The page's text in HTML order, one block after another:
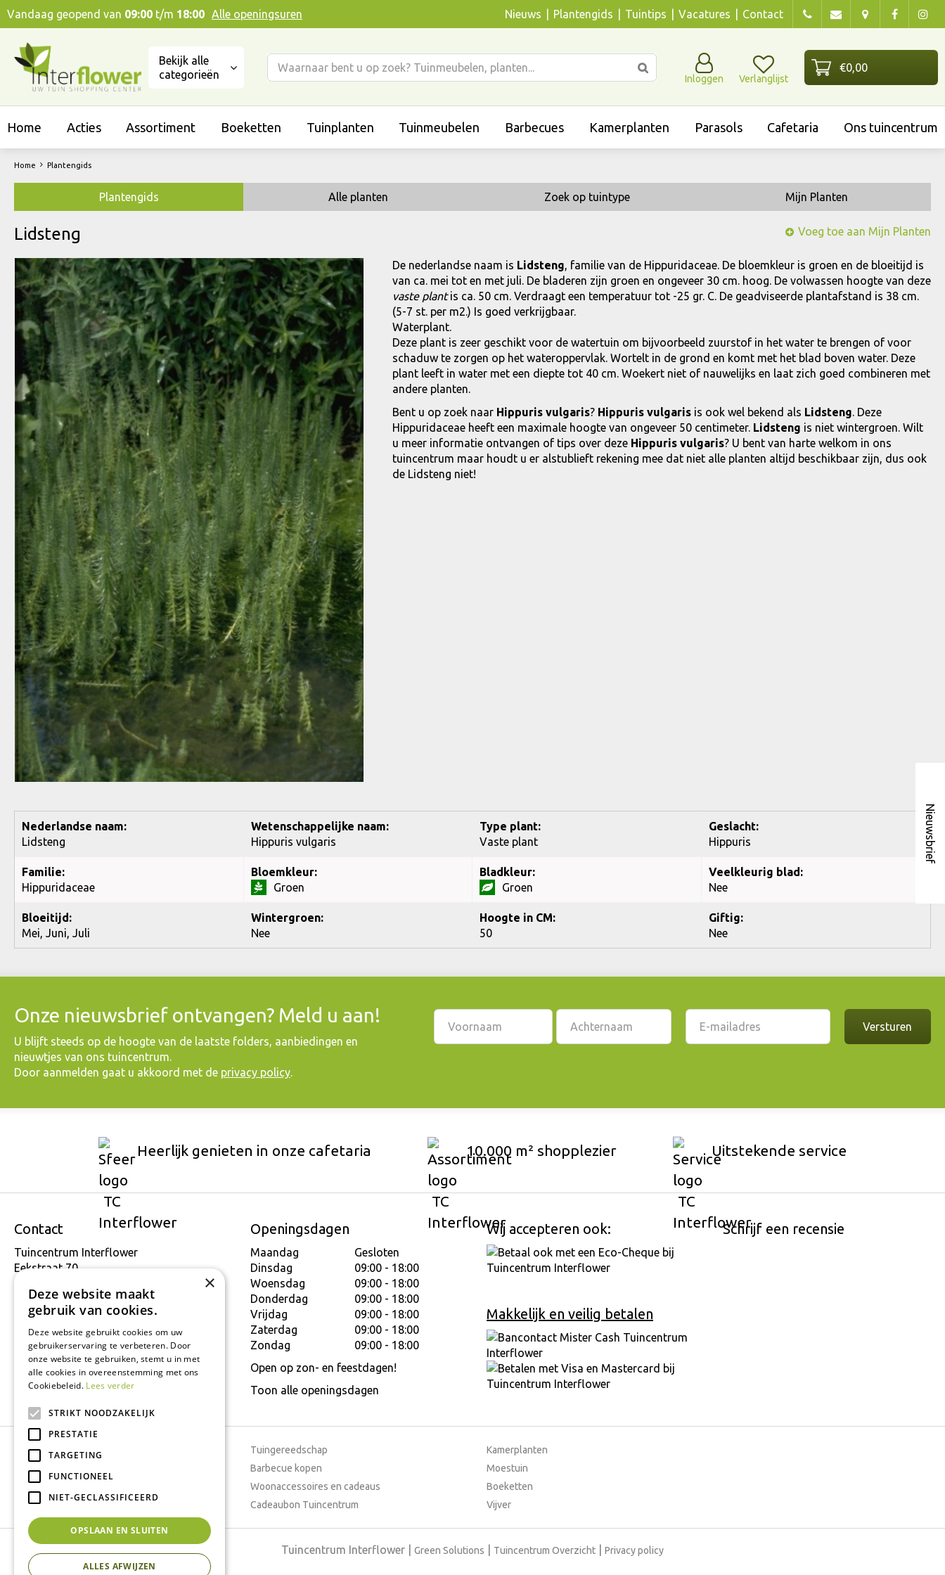
Ga
naar
Home Plantengids
Vandaag geopend van 09:00 t/m 18:00 Alle openingsuren Nieuws Plantengids Tuintips Vacatures Contact
Bekijk alle
categorieën
Inloggen Verlanglijst
Home Acties Assortiment Boeketten Tuinplanten Tuinmeubelen Barbecues Kamerplanten Parasols Cafetaria Ons tuincentrum
Plantengids Alle planten Zoek op tuintype Mijn Planten
Lidsteng Voeg toe aan Mijn Planten
De nederlandse naam is Lidsteng, familie van de Hippuridaceae. De bloemkleur is groen en de bloeitijd is
van ca. mei tot en met juli. De bladeren zijn groen en ongeveer 30 cm. hoog. De volwassen hoogte van deze
vaste plantis ca. 50 cm. Verdraagt een temperatuur tot -25 gr. C. De geadviseerde plantafstand is 38 cm.
(5-7 st. per m2.) Is goed verkrijgbaar.
Waterplant.
Deze plant is zeer geschikt voor de watertuin om bijvoorbeeld zuurstof in het water te brengen of voor
schaduw te zorgen op het wateroppervlak. Wortelt in de grond en komt met het blad boven water. Deze
plant leeft in water met een diepte tot 40 cm. Woekert niet of nauwelijks en laat zich goed combineren met
andere planten.
Bent u op zoek naar Hippuris vulgaris? Hippuris vulgarisis ook wel bekend als Lidsteng. Deze
Hippuridaceae heeft een maximale hoogte van ongeveer 50 centimeter. Lidsteng is niet wintergroen. Wilt
u meer informatie ontvangen of tips over deze Hippuris vulgaris? U bent van harte welkom in ons
tuincentrum maar houdt u er alstublieft rekening mee dat niet alle planten altijd beschikbaar zijn, dus ook
de Lidsteng niet!
Nederlandse naam:
Lidsteng
Wetenschappelijke naam:
Hippuris vulgaris
Type plant:
Vaste plant
Geslacht:
Hippuris
Familie:
Hippuridaceae
Bloemkleur:
Groen
Bladkleur:
Groen
Veelkleurig blad:
Nee
Bloeitijd:
Mei, Juni, Juli
Wintergroen:
Nee
Hoogte in CM:
50
Giftig:
Nee
Onze nieuwsbrief ontvangen? Meld u aan!
​U blijft steeds op de hoogte van de laatste folders, aanbiedingen en
nieuwtjes van ons tuincentrum.
Door aanmelden gaat u akkoord met de privacy policy.
Heerlijk genieten in onze cafetaria 10.000 m² shopplezier Uitstekende service
Contact
Tuincentrum Interflower
Eekstraat 70
+32 934 806 03
info@interflower.be
Openingsdagen
Maandag
Gesloten
Dinsdag
09:00 - 18:00
Woensdag
09:00 - 18:00
Donderdag
09:00 - 18:00
Vrijdag
09:00 - 18:00
Zaterdag
09:00 - 18:00
Zondag
09:00 - 18:00
Open op zon- en feestdagen!
Toon alle openingsdagen
Wij accepteren ook:
Makkelijk en veilig betalen
Schrijf een recensie
Tuincentrum
Dierenwinkel
Tuinplanten
Cafetaria
Tuingereedschap
Barbecue kopen
Woonaccessoires en cadeaus
Cadeaubon Tuincentrum
Kamerplanten
Moestuin
Boeketten
Vijver
Tuincentrum Interflower Green Solutions Tuincentrum Overzicht Privacy policy
Nieuwsbrief
×
Deze website maakt
gebruik van cookies.
Deze website gebruikt cookies om uw
gebruikerservaring te verbeteren. Door
onze website te gebruiken, stemt u in met
alle cookies in overeenstemming met ons
Cookiebeleid. Lees verder
STRIKT NOODZAKELIJK
PRESTATIE
TARGETING
FUNCTIONEEL
NIET-GECLASSIFICEERD
OPSLAAN EN SLUITEN
ALLES AFWIJZEN